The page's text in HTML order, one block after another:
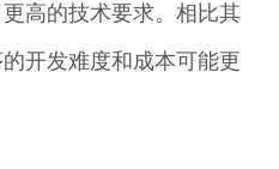
高的技术要求。相比其
开发难度和成本可能更